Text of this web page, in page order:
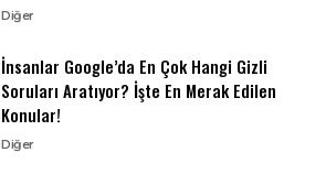
Diğer
İnsanlar Google’da En Çok Hangi Gizli
Soruları Aratıyor? İşte En Merak Edilen
Konular!
Diğer